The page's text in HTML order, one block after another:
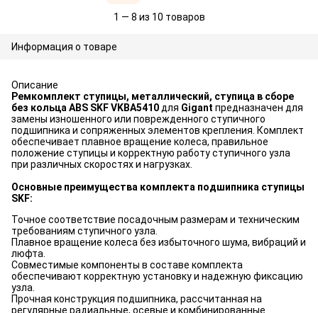
1 — 8 из 10 товаров
Информация о товаре
Описание
Ремкомплект ступицы, металлический, ступица в сборе
без кольца ABS SKF VKBA5410 для Gigant предназначен для
замены изношенного или поврежденного ступичного
подшипника и сопряженных элементов крепления. Комплект
обеспечивает плавное вращение колеса, правильное
положение ступицы и корректную работу ступичного узла
при различных скоростях и нагрузках.
Основные преимущества комплекта подшипника ступицы
SKF:
Точное соответствие посадочным размерам и техническим
требованиям ступичного узла.
Плавное вращение колеса без избыточного шума, вибраций и
люфта.
Совместимые компоненты в составе комплекта
обеспечивают корректную установку и надежную фиксацию
узла.
Прочная конструкция подшипника, рассчитанная на
регулярные радиальные, осевые и комбинированные